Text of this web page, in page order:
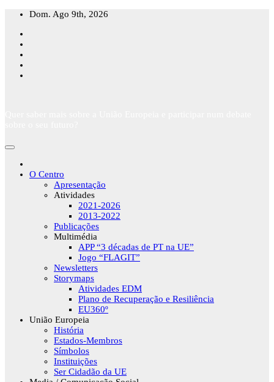
Skip
content
Dom. Ago 9th, 2026
O Centro
Apresentação
Atividades
2021-2026
2013-2022
Publicações
Multimédia
APP “3 décadas de PT na UE”
Jogo “FLAGIT”
Newsletters
Storymaps
Atividades EDM
Plano de Recuperação e Resiliência
EU360º
União Europeia
História
Estados-Membros
Símbolos
Instituições
Ser Cidadão da UE